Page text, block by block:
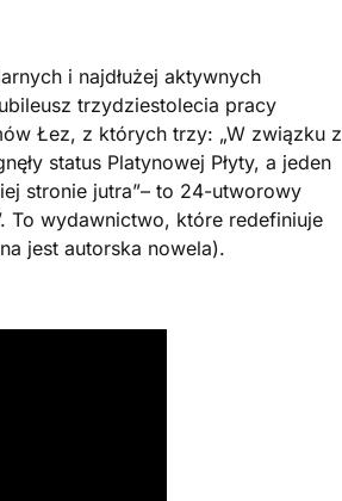
i najdłużej aktywnych
trzydziestolecia pracy
Łez, z których trzy: „W związku z
status Platynowej Płyty, a jeden
stronie jutra”– to 24-utworowy
To wydawnictwo, które redefiniuje
jest autorska nowela).